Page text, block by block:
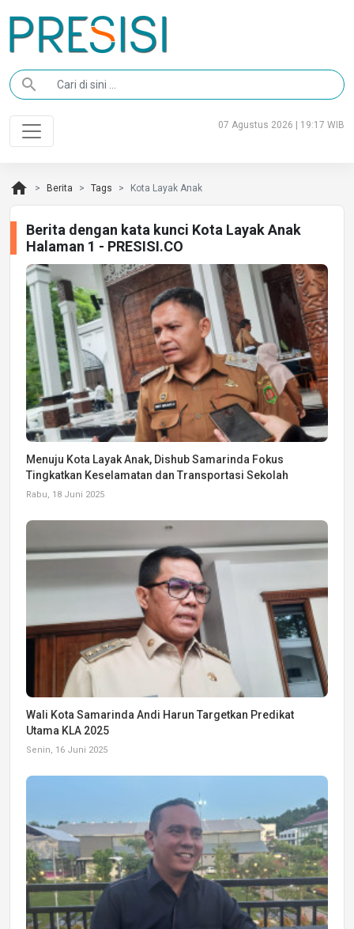
search
07 Agustus 2026 | 19:17 WIB
home Berita Tags Kota Layak Anak
Berita dengan kata kunci Kota Layak Anak
Halaman 1 - PRESISI.CO
Menuju Kota Layak Anak, Dishub Samarinda Fokus
Tingkatkan Keselamatan dan Transportasi Sekolah
Rabu, 18 Juni 2025
Wali Kota Samarinda Andi Harun Targetkan Predikat
Utama KLA 2025
Senin, 16 Juni 2025